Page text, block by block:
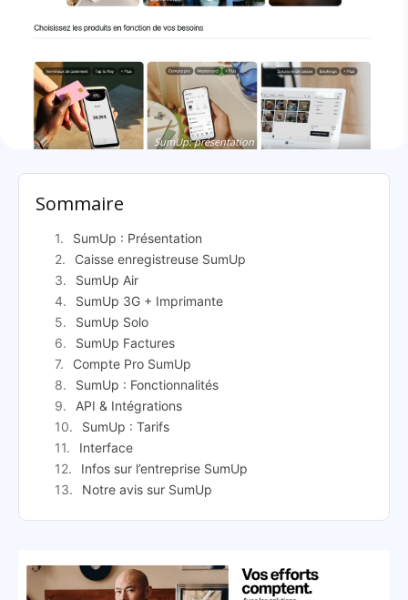
SumUp: présentation
Sommaire
SumUp : Présentation
Caisse enregistreuse SumUp
SumUp Air
SumUp 3G + Imprimante
SumUp Solo
SumUp Factures
Compte Pro SumUp
SumUp : Fonctionnalités
API & Intégrations
SumUp : Tarifs
Interface
Infos sur l’entreprise SumUp
Notre avis sur SumUp